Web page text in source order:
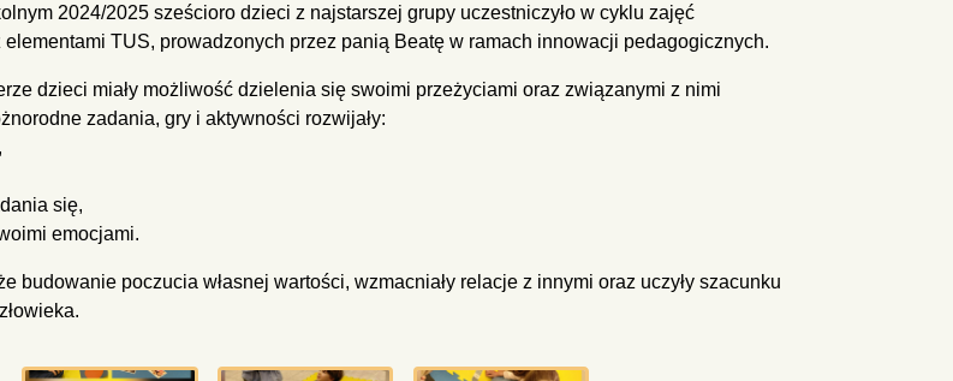
2024/2025 sześcioro dzieci z najstarszej grupy uczestniczyło w cyklu zajęć
TUS, prowadzonych przez panią Beatę w ramach innowacji pedagogicznych.
dzieci miały możliwość dzielenia się swoimi przeżyciami oraz związanymi z nimi
zadania, gry i aktywności rozwijały:
się,
emocjami.
budowanie poczucia własnej wartości, wzmacniały relacje z innymi oraz uczyły szacunku